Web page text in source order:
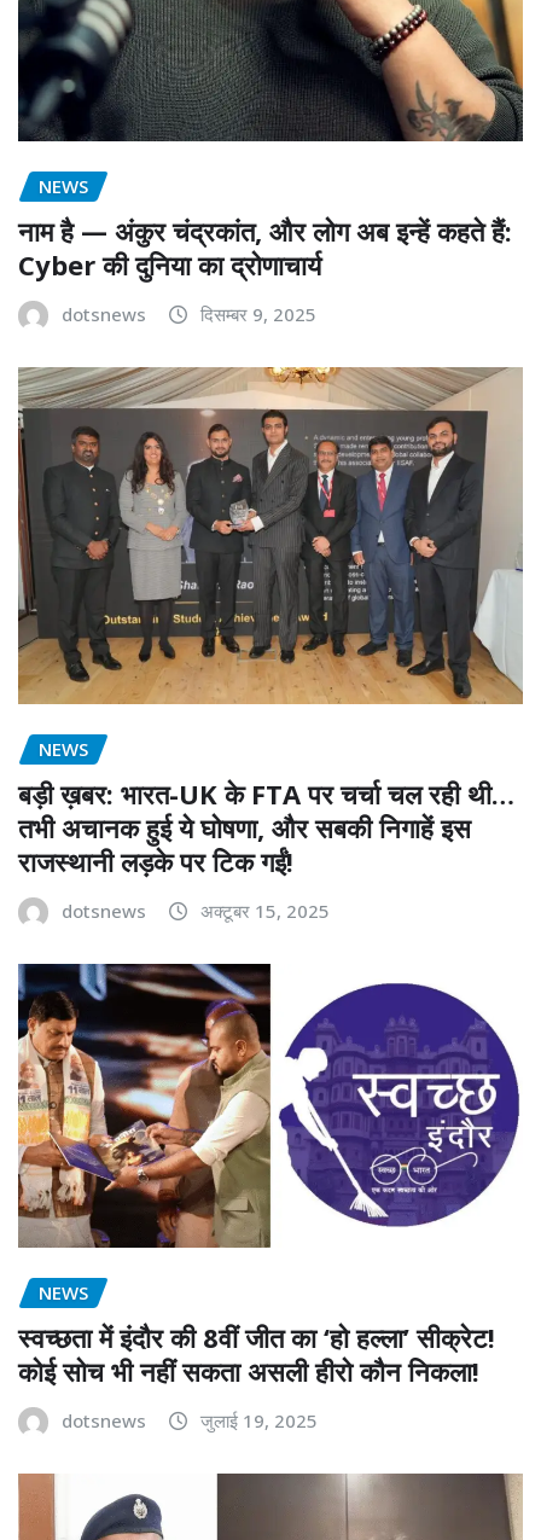
NEWS
नाम है — अंकुर चंद्रकांत, और लोग अब इन्हें कहते हैं:
Cyber की दुनिया का द्रोणाचार्य
dotsnews दिसम्बर 9, 2025
NEWS
बड़ी ख़बर: भारत-UK के FTA पर चर्चा चल रही थी…
तभी अचानक हुई ये घोषणा, और सबकी निगाहें इस
राजस्थानी लड़के पर टिक गईं!
dotsnews अक्टूबर 15, 2025
NEWS
स्वच्छता में इंदौर की 8वीं जीत का ‘हो हल्ला’ सीक्रेट!
कोई सोच भी नहीं सकता असली हीरो कौन निकला!
dotsnews जुलाई 19, 2025